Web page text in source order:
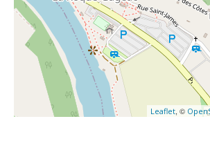
Leaflet, ©